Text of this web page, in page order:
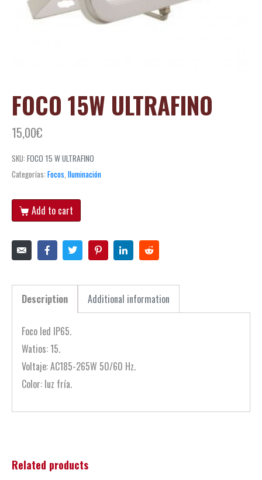
FOCO 15W ULTRAFINO
15,00€
SKU: FOCO 15 W ULTRAFINO
Categorías: Focos Iluminación
Add to cart
Description Additional information
Foco led IP65.
Watios: 15.
Voltaje: AC185-265W 50/60 Hz.
Color: luz fría.
Related products